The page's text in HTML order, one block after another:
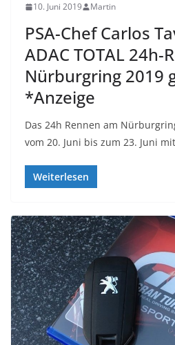
10. Juni 2019 Martin
PSA-Chef Carlos
ADAC TOTAL 24h-
Nürburgring 2019
*Anzeige
Das 24h Rennen am
vom 20. Juni bis zum 23. Juni
Weiterlesen